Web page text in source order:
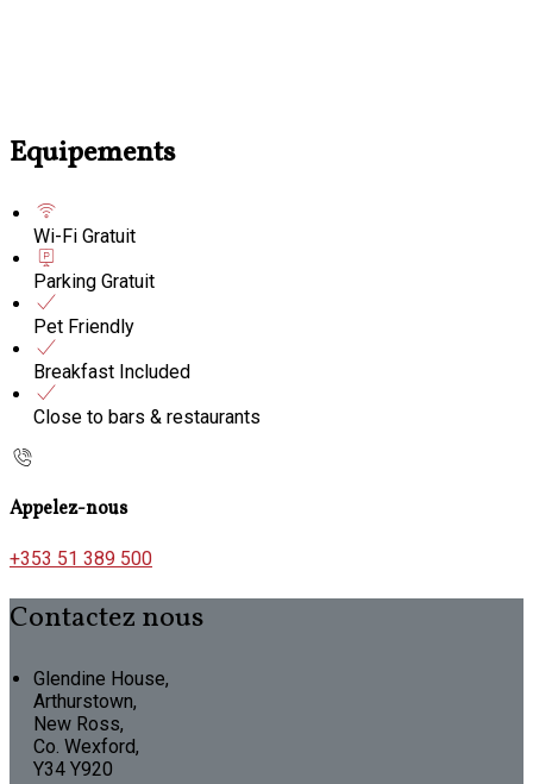
Equipements
Wi-Fi Gratuit
Parking Gratuit
Pet Friendly
Breakfast Included
Close to bars & restaurants
Appelez-nous
+353 51 389 500
Contactez nous
Glendine House,
Arthurstown,
New Ross,
Co. Wexford,
Y34 Y920